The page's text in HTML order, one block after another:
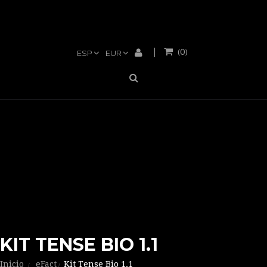
ESP EUR (0)
KIT TENSE BIO 1.1
Inicio eFact Kit Tense Bio 1.1